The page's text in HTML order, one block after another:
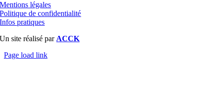
Mentions légales
Politique de confidentialité
Infos pratiques
Un site réalisé par ACCK
Page load link